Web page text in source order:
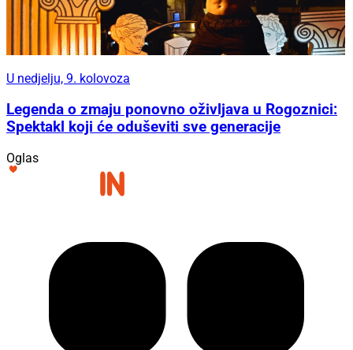
U nedjelju, 9. kolovoza
Legenda o zmaju ponovno oživljava u Rogoznici:
Spektakl koji će oduševiti sve generacije
Oglas